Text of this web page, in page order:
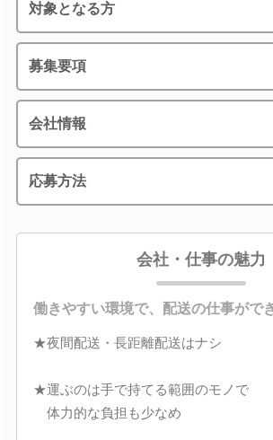
対象となる方
募集要項
会社情報
応募方法
会社・仕事の魅力
働きやすい環境で、配送の仕事がで
★夜間配送・長距離配送はナシ
★運ぶのは手で持てる範囲のモノで
体力的な負担も少なめ